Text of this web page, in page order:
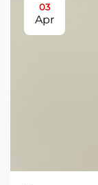
03
Apr